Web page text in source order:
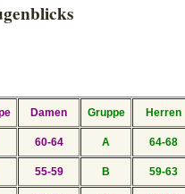
Damen Gruppe Herren
60-64 A 64-68
55-59 B 59-63